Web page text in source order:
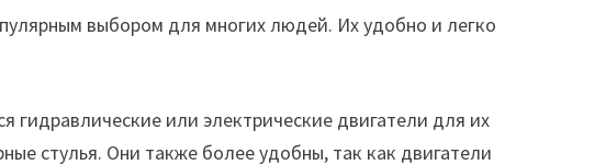
выбором для многих людей. Их удобно и легко
гидравлические или электрические двигатели для их
стулья. Они также более удобны, так как двигатели